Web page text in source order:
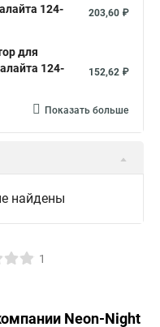
124-
203,60 ₽
для
124-
152,62 ₽
Показать больше
найдены
1
Neon-Night